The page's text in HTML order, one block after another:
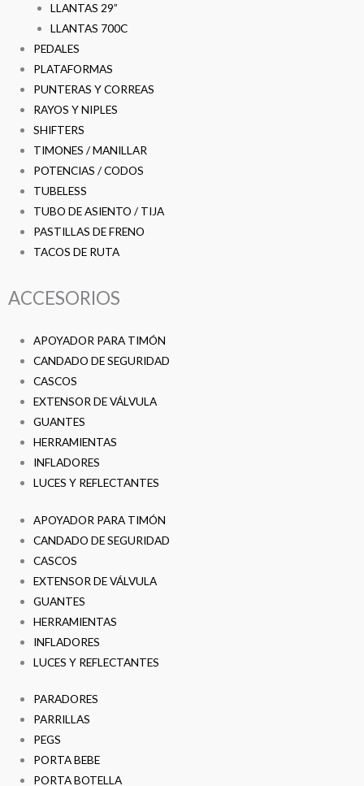
LLANTAS 29”
LLANTAS 700C
PEDALES
PLATAFORMAS
PUNTERAS Y CORREAS
RAYOS Y NIPLES
SHIFTERS
TIMONES / MANILLAR
POTENCIAS / CODOS
TUBELESS
TUBO DE ASIENTO / TIJA
PASTILLAS DE FRENO
TACOS DE RUTA
ACCESORIOS
APOYADOR PARA TIMÓN
CANDADO DE SEGURIDAD
CASCOS
EXTENSOR DE VÁLVULA
GUANTES
HERRAMIENTAS
INFLADORES
LUCES Y REFLECTANTES
APOYADOR PARA TIMÓN
CANDADO DE SEGURIDAD
CASCOS
EXTENSOR DE VÁLVULA
GUANTES
HERRAMIENTAS
INFLADORES
LUCES Y REFLECTANTES
PARADORES
PARRILLAS
PEGS
PORTA BEBE
PORTA BOTELLA